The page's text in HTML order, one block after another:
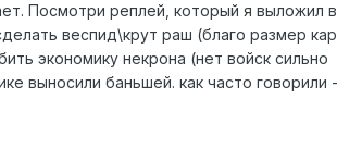
Посмотри реплей, который я выложил в
веспид\крут раш (благо размер
экономику некрона (нет войск сильно
выносили баньшей. как часто говорили -